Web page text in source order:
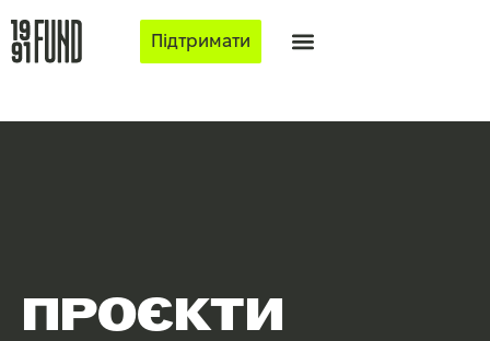
Підтримати
ПРОЄКТИ